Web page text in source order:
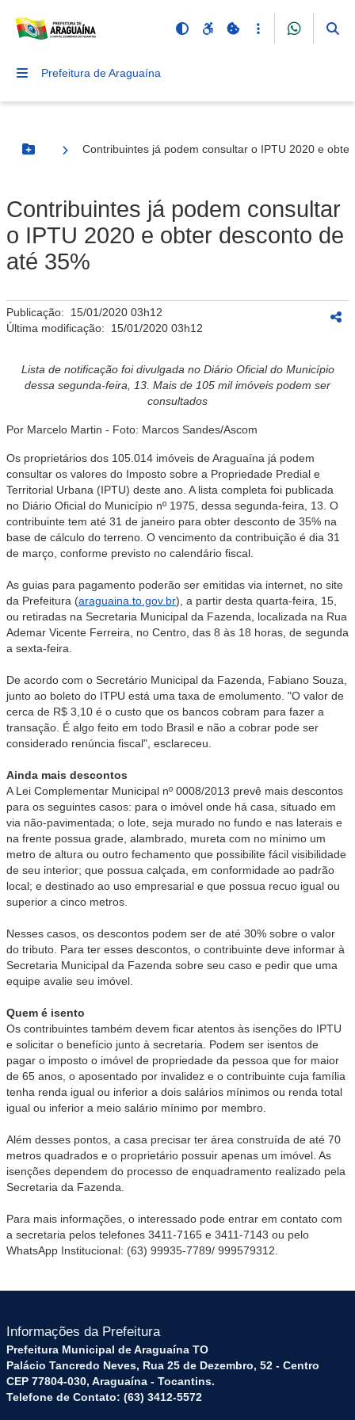
Prefeitura de Araguaína
Botão Menu
Contribuintes já podem consultar o IPTU 2020 e
Contribuintes já podem consultar
o IPTU 2020 e obter desconto de
até 35%
Publicação: 15/01/2020 03h12
Última modificação: 15/01/2020 03h12
L ista de notificação foi divulgada no Diário Oficial do Município
dessa segunda-feira, 13. Mais de 105 mil imóveis podem ser
consultados
Por Marcelo Martin - Foto: Marcos Sandes/Ascom
Os proprietários dos 105.014 imóveis de Araguaína já podem
consultar os valores do Imposto sobre a Propriedade Predial e
Territorial Urbana (IPTU) deste ano. A lista completa foi publicada
no Diário Oficial do Município nº 1975, dessa segunda-feira, 13. O
contribuinte tem até 31 de janeiro para obter desconto de 35% na
base de cálculo do terreno. O vencimento da contribuição é dia 31
de março, conforme previsto no calendário fiscal.
As guias para pagamento poderão ser emitidas via internet, no site
da Prefeitura (araguaina.to.gov.br), a partir desta quarta-feira, 15,
ou retiradas na Secretaria Municipal da Fazenda, localizada na Rua
Ademar Vicente Ferreira, no Centro, das 8 às 18 horas, de segunda
a sexta-feira.
De acordo com o Secretário Municipal da Fazenda, Fabiano Souza,
junto ao boleto do ITPU está uma taxa de emolumento. "O valor de
cerca de R$ 3,10 é o custo que os bancos cobram para fazer a
transação. É algo feito em todo Brasil e não a cobrar pode ser
considerado renúncia fiscal", esclareceu.
Ainda mais descontos
A Lei Complementar Municipal nº 0008/2013 prevê mais descontos
para os seguintes casos: para o imóvel onde há casa, situado em
via não-pavimentada; o lote, seja murado no fundo e nas laterais e
na frente possua grade, alambrado, mureta com no mínimo um
metro de altura ou outro fechamento que possibilite fácil visibilidade
de seu interior; que possua calçada, em conformidade ao padrão
local; e destinado ao uso empresarial e que possua recuo igual ou
superior a cinco metros.
Nesses casos, os descontos podem ser de até 30% sobre o valor
do tributo. Para ter esses descontos, o contribuinte deve informar à
Secretaria Municipal da Fazenda sobre seu caso e pedir que uma
equipe avalie seu imóvel.
Quem é isento
Os contribuintes também devem ficar atentos às isenções do IPTU
e solicitar o benefício junto à secretaria. Podem ser isentos de
pagar o imposto o imóvel de propriedade da pessoa que for maior
de 65 anos, o aposentado por invalidez e o contribuinte cuja família
tenha renda igual ou inferior a dois salários mínimos ou renda total
igual ou inferior a meio salário mínimo por membro.
Além desses pontos, a casa precisar ter área construída de até 70
metros quadrados e o proprietário possuir apenas um imóvel. As
isenções dependem do processo de enquadramento realizado pela
Secretaria da Fazenda.
Para mais informações, o interessado pode entrar em contato com
a secretaria pelos telefones 3411-7165 e 3411-7143 ou pelo
WhatsApp Institucional: (63) 99935-7789/ 999579312.
Informações da Prefeitura
Prefeitura Municipal de Araguaína TO
Palácio Tancredo Neves, Rua 25 de Dezembro, 52 - Centro
CEP 77804-030, Araguaína - Tocantins.
Telefone de Contato: (63) 3412-5572